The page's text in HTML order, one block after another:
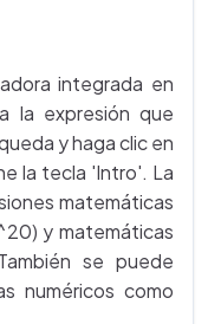
integrada en
la expresión que
y haga clic en
la tecla 'Intro'. La
matemáticas
y matemáticas
se puede
numéricos como